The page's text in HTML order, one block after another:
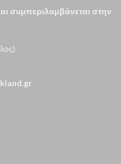
συμπεριλαμβάνεται στην